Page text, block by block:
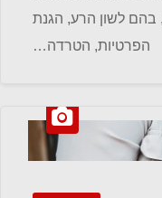
בהם לשון הרע, הגנת
הפרטיות, הטרדה…